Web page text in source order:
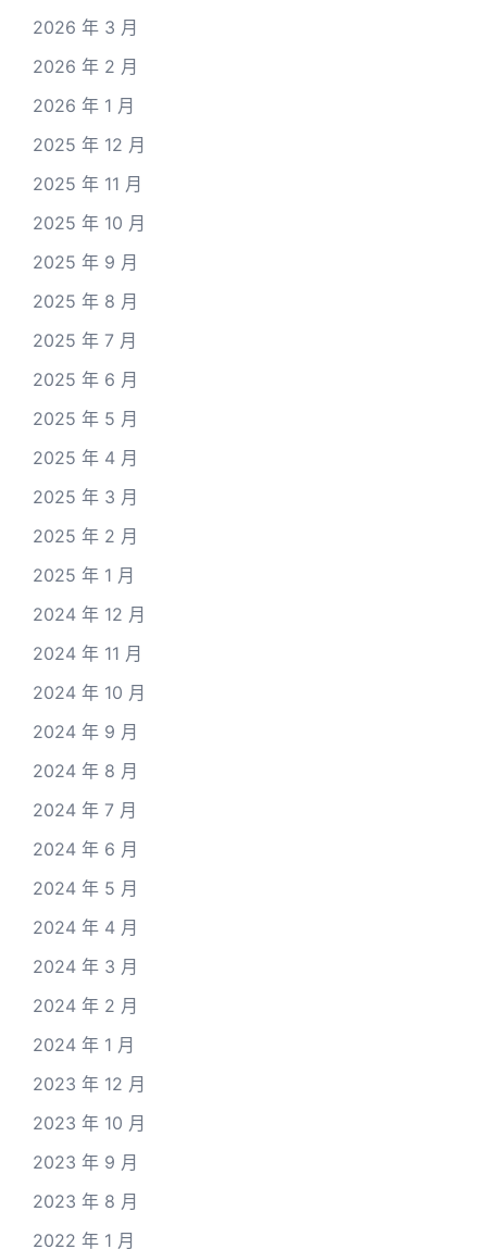
2026 年 3 月
2026 年 2 月
2026 年 1 月
2025 年 12 月
2025 年 11 月
2025 年 10 月
2025 年 9 月
2025 年 8 月
2025 年 7 月
2025 年 6 月
2025 年 5 月
2025 年 4 月
2025 年 3 月
2025 年 2 月
2025 年 1 月
2024 年 12 月
2024 年 11 月
2024 年 10 月
2024 年 9 月
2024 年 8 月
2024 年 7 月
2024 年 6 月
2024 年 5 月
2024 年 4 月
2024 年 3 月
2024 年 2 月
2024 年 1 月
2023 年 12 月
2023 年 10 月
2023 年 9 月
2023 年 8 月
2022 年 1 月